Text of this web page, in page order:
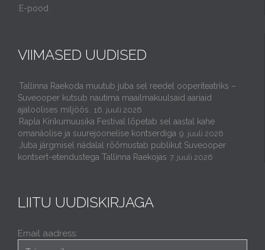
E-pood
VIIMASED UUDISED
Tallinna Raekoda muutub juba sel reedel ooperiteatriks –
Suveooper kutsub nautima maailmakuulsaid aariaid
ajaloolises miljöös. 16. juuli 2026
Rapla Kirikumuusika Festival lõpetab sel aastal kahe
omanäolise ja suurejoonelise kontserdiga 9. juuli 2026
Juba järgmisel nädalal rõõmustab publikut Suveooper
kontsert-etendustega Tallinna Raekojas 7. juuli 2026
LIITU UUDISKIRJAGA
Email aadress: